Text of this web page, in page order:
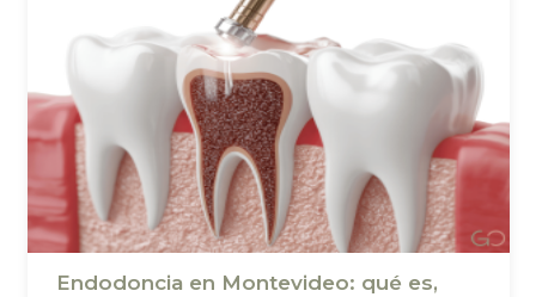
Endodoncia en Montevideo: qué es,